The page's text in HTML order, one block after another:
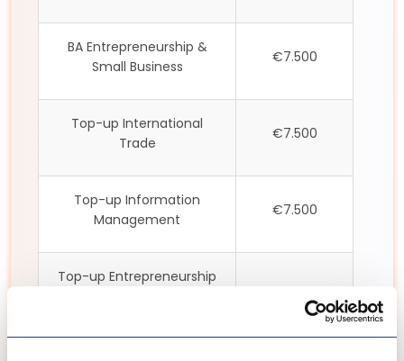
BA Entrepreneurship &
Small Business
€7.500
Top-up International
Trade
€7.500
Top-up Information
Management
€7.500
Top-up Entrepreneurship
€.9800